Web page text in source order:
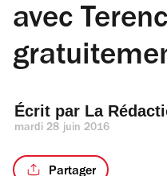
avec
Écrit par La
mardi 28 juin 2016
Partager